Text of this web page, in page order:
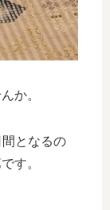
か。
となるの
す。